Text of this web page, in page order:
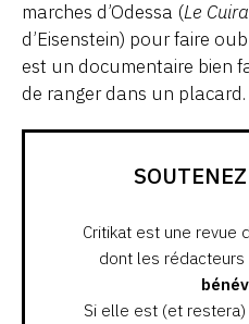
marches d’Odessa (Le
d’Eisenstein) pour faire
est un documentaire bien
de ranger dans un placard.
Critikat est une revue
dont les
Si elle est (et